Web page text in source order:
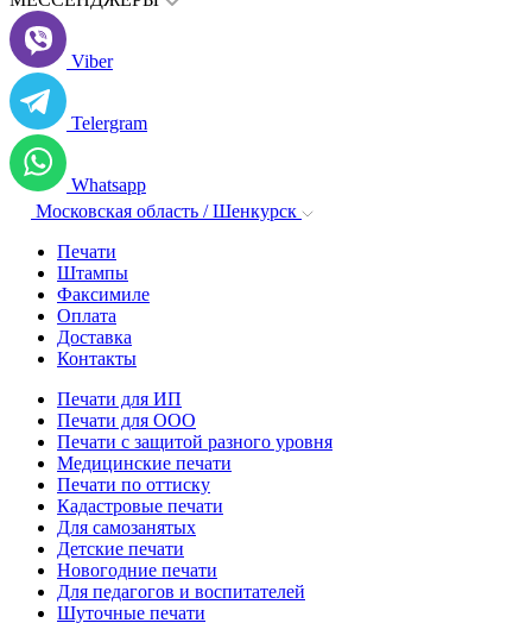
Viber
Telergram
Whatsapp
Московская область / Шенкурск
Печати
Штампы
Факсимиле
Оплата
Доставка
Контакты
Печати для ИП
Печати для ООО
Печати с защитой разного уровня
Медицинские печати
Печати по оттиску
Кадастровые печати
Для самозанятых
Детские печати
Новогодние печати
Для педагогов и воспитателей
Шуточные печати